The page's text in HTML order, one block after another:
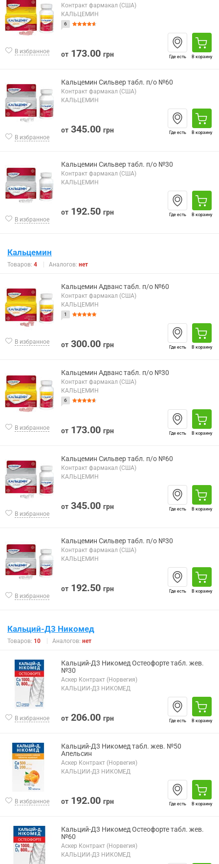
В избранное
Контракт фармакал (США)
КАЛЬЦЕМИН
6
от 173.00 грн Где есть В корзину
В избранное
Кальцемин Сильвер табл. п/о №60
Контракт фармакал (США)
КАЛЬЦЕМИН
от 345.00 грн Где есть В корзину
В избранное
Кальцемин Сильвер табл. п/о №30
Контракт фармакал (США)
КАЛЬЦЕМИН
от 192.50 грн Где есть В корзину
Кальцемин
Товаров: 4 Аналогов: нет
В избранное
Кальцемин Адванс табл. п/о №60
Контракт фармакал (США)
КАЛЬЦЕМИН
1
от 300.00 грн Где есть В корзину
В избранное
Кальцемин Адванс табл. п/о №30
Контракт фармакал (США)
КАЛЬЦЕМИН
6
от 173.00 грн Где есть В корзину
В избранное
Кальцемин Сильвер табл. п/о №60
Контракт фармакал (США)
КАЛЬЦЕМИН
от 345.00 грн Где есть В корзину
В избранное
Кальцемин Сильвер табл. п/о №30
Контракт фармакал (США)
КАЛЬЦЕМИН
от 192.50 грн Где есть В корзину
Кальций-Д3 Никомед
Товаров: 10 Аналогов: нет
В избранное
Кальций-Д3 Никомед Остеофорте табл. жев.
№30
Аскер Контракт (Норвегия)
КАЛЬЦИЙ-Д3 НИКОМЕД
от 206.00 грн Где есть В корзину
В избранное
Кальций-Д3 Никомед табл. жев. №50
Апельсин
Аскер Контракт (Норвегия)
КАЛЬЦИЙ-Д3 НИКОМЕД
от 192.00 грн Где есть В корзину
Кальций-Д3 Никомед Остеофорте табл. жев.
№60
Аскер Контракт (Норвегия)
КАЛЬЦИЙ-Д3 НИКОМЕД